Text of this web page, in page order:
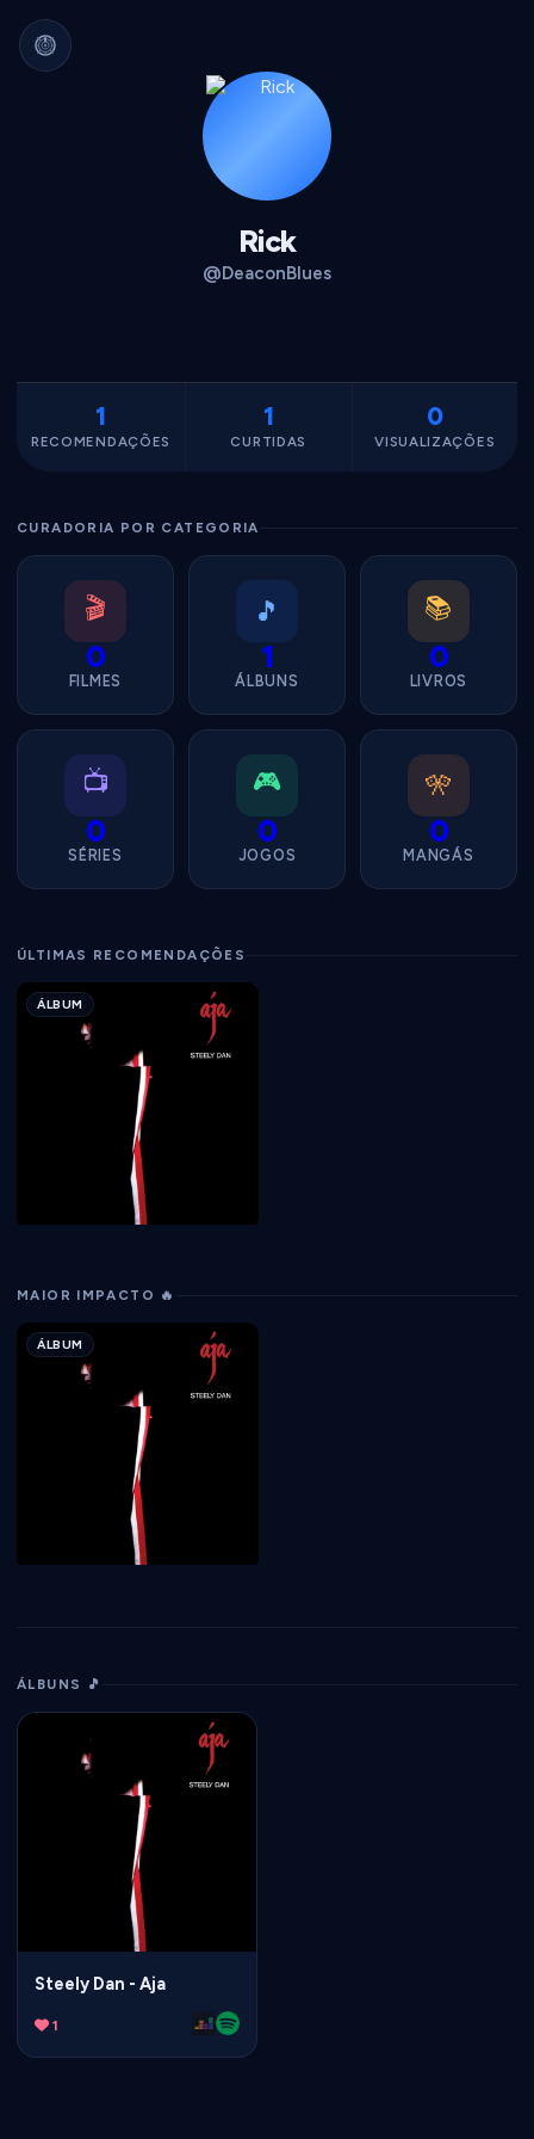
Arquivo Cultural Permanente
Filmes, álbuns, livros e
séries guardados para sempre.
Sua curadoria pode
migrar para qualquer plataforma.
Exportável, interoperável,
Rick
@DeaconBlues
1
RECOMENDAÇÕES
1
CURTIDAS
0
VISUALIZAÇÕES
CURADORIA POR CATEGORIA
🎬
0
FILMES
🎵
1
ÁLBUNS
📚
0
LIVROS
📺
0
SÉRIES
🎮
0
JOGOS
🎌
0
MANGÁS
ÚLTIMAS RECOMENDAÇÕES
ÁLBUM
MAIOR IMPACTO 🔥
ÁLBUM
ÁLBUNS 🎵
Steely Dan - Aja
1